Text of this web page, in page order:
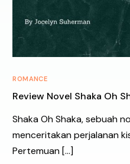
ROMANCE
Review Novel Shaka Oh
Shaka Oh Shaka, sebuah
menceritakan perjalanan
Pertemuan […]